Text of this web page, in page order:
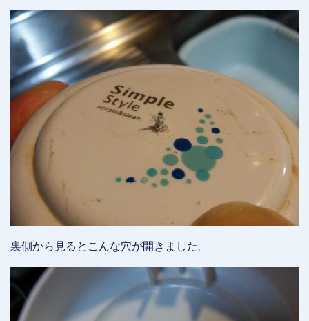
裏側から見るとこんな穴が開きました。